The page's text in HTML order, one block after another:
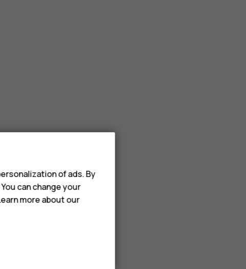
of ads. By
can change your
more about our